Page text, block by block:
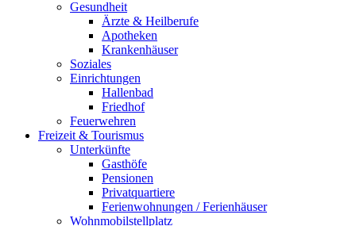
Gesundheit
Ärzte & Heilberufe
Apotheken
Krankenhäuser
Soziales
Einrichtungen
Hallenbad
Friedhof
Feuerwehren
Freizeit & Tourismus
Unterkünfte
Gasthöfe
Pensionen
Privatquartiere
Ferienwohnungen / Ferienhäuser
Wohnmobilstellplatz